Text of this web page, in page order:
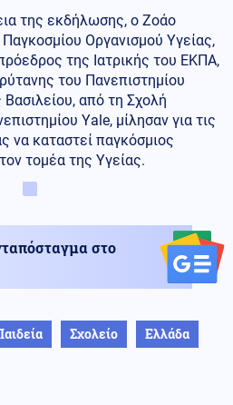
της εκδήλωσης, ο Ζοάο
Οργανισμού Υγείας,
της Ιατρικής του ΕΚΠΑ,
του Πανεπιστημίου
από τη Σχολή
Υale, μίλησαν για τις
να καταστεί παγκόσμιος
τομέα της Υγείας.
στο
Σχολείο Ελλάδα